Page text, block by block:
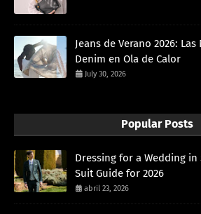
Jeans de Verano 2026:
Denim en Ola de Calor
July 30, 2026
Popular Posts
Dressing for a Wedding in
Suit Guide for 2026
abril 23, 2026